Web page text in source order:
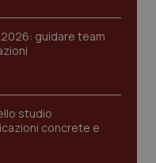
guidare team
studio
concrete e